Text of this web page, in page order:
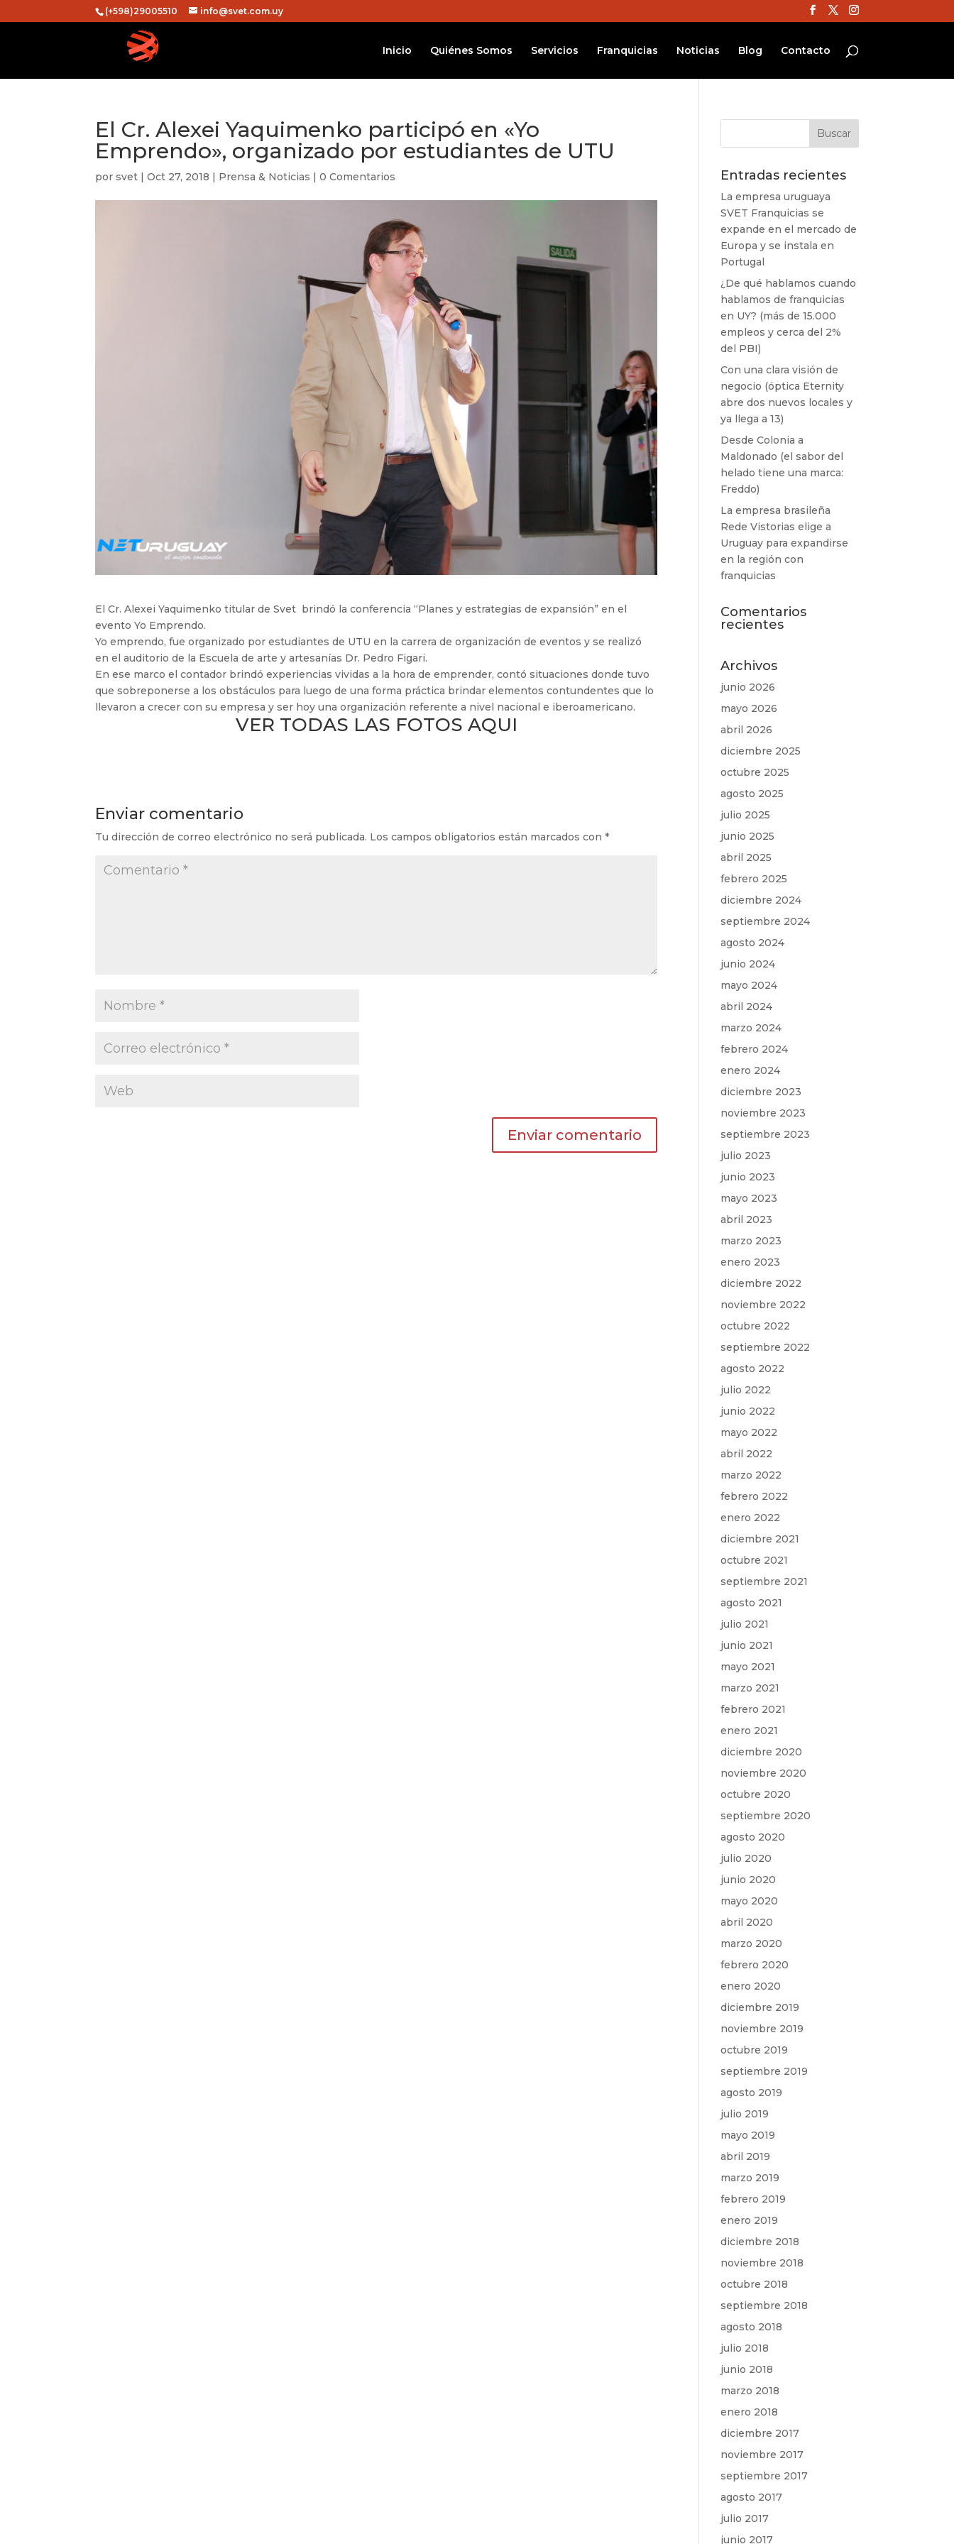
(+598)29005510 info@svet.com.uy
Inicio Quiénes Somos Servicios Franquicias Noticias Blog Contacto
El Cr. Alexei Yaquimenko participó en «Yo
Emprendo», organizado por estudiantes de UTU
porsvet |Oct 27, 2018 | Prensa & Noticias |0 Comentarios
El Cr. Alexei Yaquimenko titular de Svet brindó la conferencia “Planes y estrategias de expansión” en el
evento Yo Emprendo.
Yo emprendo, fue organizado por estudiantes de UTU en la carrera de organización de eventos y se realizó
en el auditorio de la Escuela de arte y artesanías Dr. Pedro Figari.
En ese marco el contador brindó experiencias vividas a la hora de emprender, contó situaciones donde tuvo
que sobreponerse a los obstáculos para luego de una forma práctica brindar elementos contundentes que lo
llevaron a crecer con su empresa y ser hoy una organización referente a nivel nacional e iberoamericano.
VER TODAS LAS FOTOS AQUI
Enviar comentario
Tu dirección de correo electrónico no será publicada. Los campos obligatorios están marcados con*
Entradas recientes
La empresa uruguaya
SVET Franquicias se
expande en el mercado de
Europa y se instala en
Portugal
¿De qué hablamos cuando
hablamos de franquicias
en UY? (más de 15.000
empleos y cerca del 2%
del PBI)
Con una clara visión de
negocio (óptica Eternity
abre dos nuevos locales y
ya llega a 13)
Desde Colonia a
Maldonado (el sabor del
helado tiene una marca:
Freddo)
La empresa brasileña
Rede Vistorias elige a
Uruguay para expandirse
en la región con
franquicias
Comentarios
recientes
Archivos
junio 2026
mayo 2026
abril 2026
diciembre 2025
octubre 2025
agosto 2025
julio 2025
junio 2025
abril 2025
febrero 2025
diciembre 2024
septiembre 2024
agosto 2024
junio 2024
mayo 2024
abril 2024
marzo 2024
febrero 2024
enero 2024
diciembre 2023
noviembre 2023
septiembre 2023
julio 2023
junio 2023
mayo 2023
abril 2023
marzo 2023
enero 2023
diciembre 2022
noviembre 2022
octubre 2022
septiembre 2022
agosto 2022
julio 2022
junio 2022
mayo 2022
abril 2022
marzo 2022
febrero 2022
enero 2022
diciembre 2021
octubre 2021
septiembre 2021
agosto 2021
julio 2021
junio 2021
mayo 2021
marzo 2021
febrero 2021
enero 2021
diciembre 2020
noviembre 2020
octubre 2020
septiembre 2020
agosto 2020
julio 2020
junio 2020
mayo 2020
abril 2020
marzo 2020
febrero 2020
enero 2020
diciembre 2019
noviembre 2019
octubre 2019
septiembre 2019
agosto 2019
julio 2019
mayo 2019
abril 2019
marzo 2019
febrero 2019
enero 2019
diciembre 2018
noviembre 2018
octubre 2018
septiembre 2018
agosto 2018
julio 2018
junio 2018
marzo 2018
enero 2018
diciembre 2017
noviembre 2017
septiembre 2017
agosto 2017
julio 2017
junio 2017